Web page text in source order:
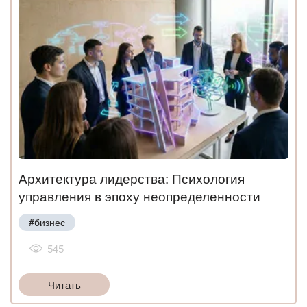
Архитектура лидерства: Психология
управления в эпоху неопределенности
#бизнес
545
Читать